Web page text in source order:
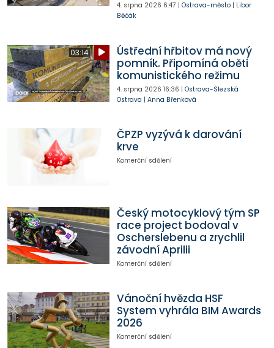
4. srpna 2026 6:47 | Ostrava-město| Libor
Běčák
03:14
Ústřední hřbitov má nový
pomník. Připomíná oběti
komunistického režimu
4. srpna 2026 16:36 | Ostrava-Slezská
Ostrava | Anna Břenková
ČPZP vyzývá k darování
krve
Komerční sdělení
Český motocyklový tým SP
race project bodoval v
Oscherslebenu a zrychlil
závodní Aprilii
Komerční sdělení
Vánoční hvězda HSF
System vyhrála BIM Awards
2026
Komerční sdělení